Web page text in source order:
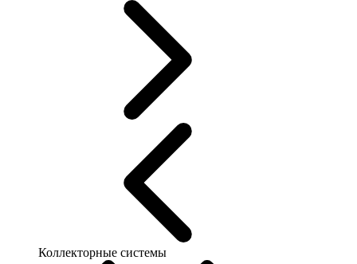
Коллекторные системы